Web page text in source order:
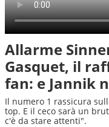
Allarme
Gasquet, il
fan: e Jannik
Il numero 1 rassicura
top. E il ceco sarà un
c'è da stare attenti".